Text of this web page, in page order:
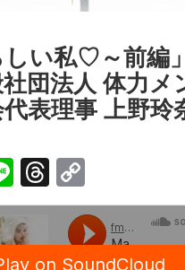
しい私♡～前編
社団法人 体力メ
表理事 上野玲
Li
n
e
T
h
e
o
p
y